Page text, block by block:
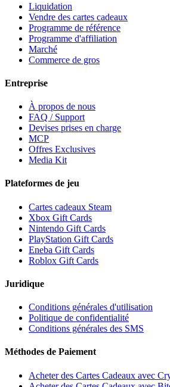
Liquidation
Vendre des cartes cadeaux
Programme de référence
Programme d'affiliation
Marché
Commerce de gros
Entreprise
À propos de nous
FAQ / Support
Devises prises en charge
MCP
Offres Exclusives
Media Kit
Plateformes de jeu
Cartes cadeaux Steam
Xbox Gift Cards
Nintendo Gift Cards
PlayStation Gift Cards
Eneba Gift Cards
Roblox Gift Cards
Juridique
Conditions générales d'utilisation
Politique de confidentialité
Conditions générales des SMS
Méthodes de Paiement
Acheter des Cartes Cadeaux avec